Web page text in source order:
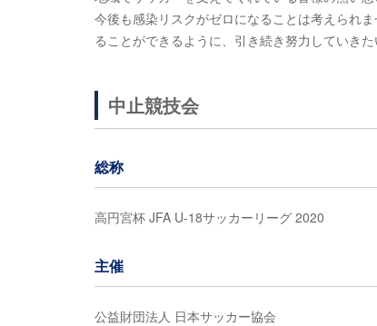
今後も感染リスクがゼロになることは考えられ
ることができるように、引き続き努力していきた
中止競技会
総称
高円宮杯 JFA U-18サッカーリーグ 2020
主催
公益財団法人 日本サッカー協会